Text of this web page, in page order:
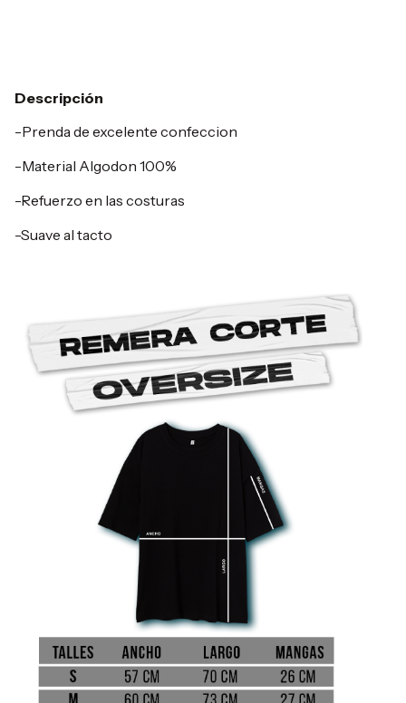
Descripción
-Prenda de excelente confeccion
-Material Algodon 100%
-Refuerzo en las costuras
-Suave al tacto